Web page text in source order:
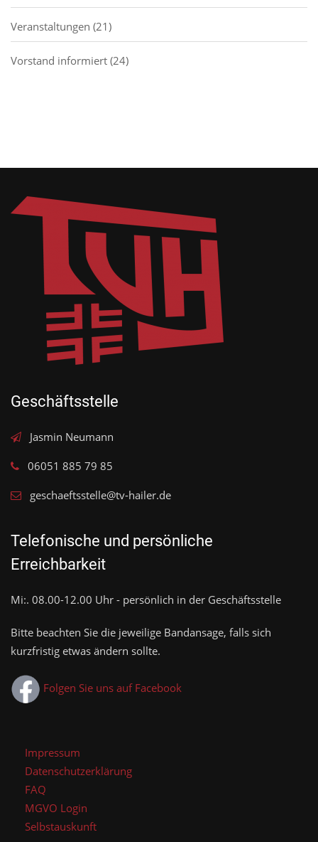
Veranstaltungen (21)
Vorstand informiert (24)
Geschäftsstelle
Jasmin Neumann
06051 885 79 85
geschaeftsstelle@tv-hailer.de
Telefonische und persönliche
Erreichbarkeit
Mi:. 08.00-12.00 Uhr - persönlich in der Geschäftsstelle
Bitte beachten Sie die jeweilige Bandansage, falls sich
kurzfristig etwas ändern sollte.
Folgen Sie uns auf Facebook
Impressum
Datenschutzerklärung
FAQ
MGVO Login
Selbstauskunft